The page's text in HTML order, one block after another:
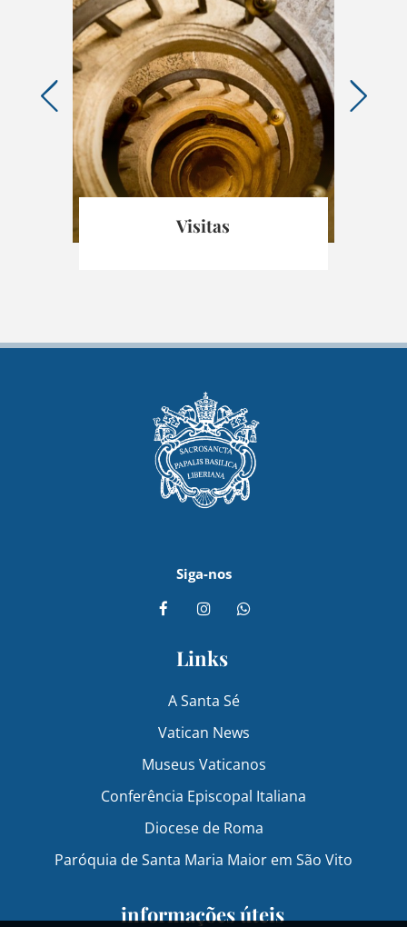
Visitas
Siga-nos
Links
A Santa Sé
Vatican News
Museus Vaticanos
Conferência Episcopal Italiana
Diocese de Roma
Paróquia de Santa Maria Maior em São Vito
informações úteis